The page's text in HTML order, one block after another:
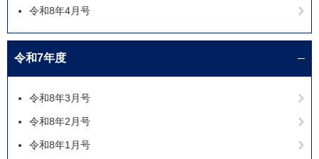
令和8年4月号
令和7年度
令和8年3月号
令和8年2月号
令和8年1月号